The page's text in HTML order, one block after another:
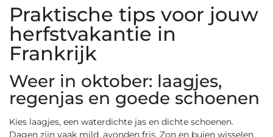
Praktische tips voor jouw
herfstvakantie in
Frankrijk
Weer in oktober: laagjes,
regenjas en goede schoenen
Kies laagjes, een waterdichte jas en dichte schoenen.
Dagen zijn vaak mild, avonden fris. Zon en buien wisselen